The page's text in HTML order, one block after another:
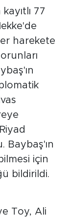
77
harekete
Baybaş'ın
için
bildirildi.
Toy, Ali